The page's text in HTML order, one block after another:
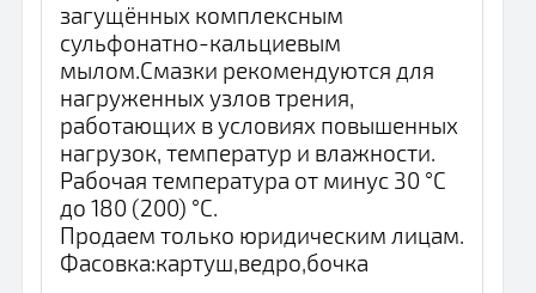
загущённых комплексным
сульфонатно-кальциевым
мылом.Смазки рекомендуются для
нагруженных узлов трения,
работающих в условиях повышенных
нагрузок, температур и влажности.
Рабочая температура от минус 30 °С
до 180 (200) °С.
Продаем только юридическим лицам.
Фасовка:картуш,ведро,бочка